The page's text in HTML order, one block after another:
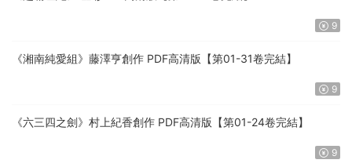
9
《湘南純愛組》藤澤亨創作 PDF高清版【第01-31卷完結】
9
《六三四之劍》村上紀香創作 PDF高清版【第01-24卷完結】
9